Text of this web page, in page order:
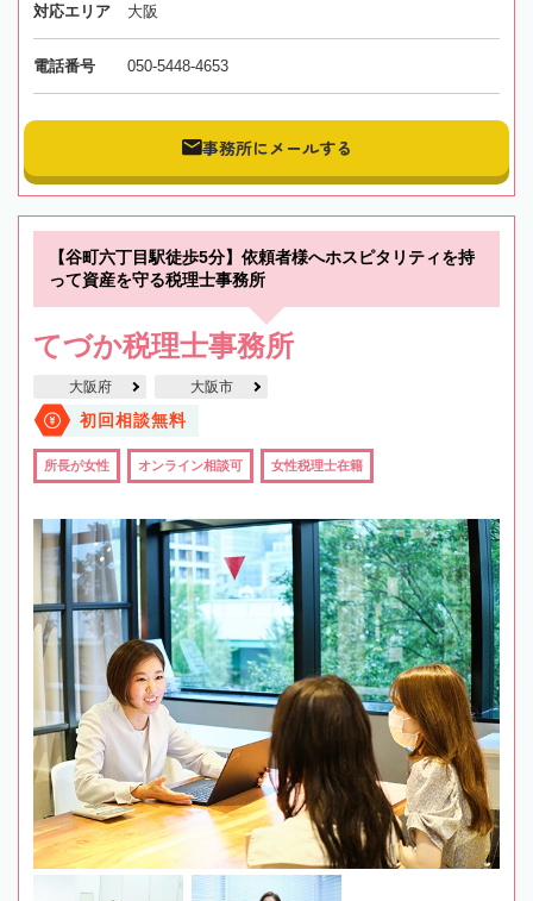
対応エリア 大阪
電話番号 050-5448-4653
事務所にメールする
【谷町六丁目駅徒歩5分】依頼者様へホスピタリティを持
って資産を守る税理士事務所
てづか税理士事務所
大阪府 大阪市
初回相談無料
所長が女性 オンライン相談可 女性税理士在籍